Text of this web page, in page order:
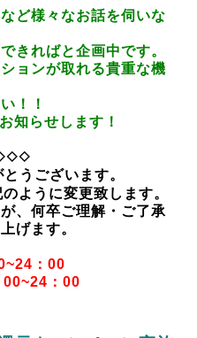
ど様々なお話を伺いな
きればと企画中です。
ョンが取れる貴重な機
！！
知らせします！
◇◇◇
うございます。
ように変更致します。
、何卒ご理解・ご了承
げます。
：00
：00